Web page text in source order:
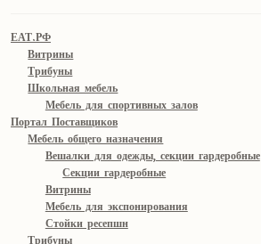
ЕАТ.РФ
Витрины
Трибуны
Школьная мебель
Мебель для спортивных залов
Портал Поставщиков
Мебель общего назначения
Вешалки для одежды, секции гардеробные
Секции гардеробные
Витрины
Мебель для экспонирования
Стойки ресепшн